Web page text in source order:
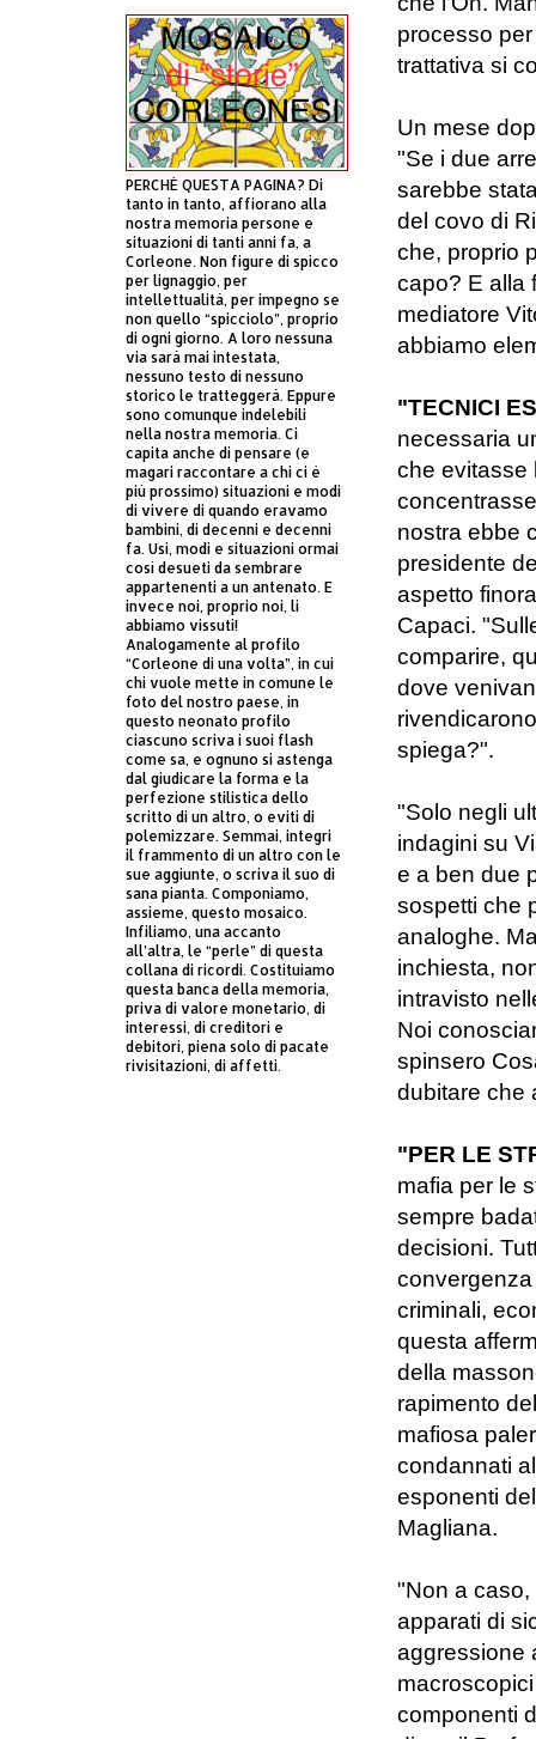
processo
trattativa si
Un mese
"Se i due
sarebbe
del covo di
che, proprio
capo? E alla
mediatore
abbiamo
"TECNICI
necessaria
che evitasse
nostra ebbe
presidente
aspetto
Capaci.
comparire,
dove
spiega?".
"Solo negli
indagini su
e a ben due
sospetti che
analoghe.
inchiesta,
intravisto
Noi
spinsero
dubitare che
"PER LE
mafia per le
sempre
decisioni.
criminali,
questa
della
rapimento
mafiosa
condannati
esponenti
Magliana.
"Non a caso,
apparati di
aggressione
componenti
PERCHÈ QUESTA PAGINA? Di
tanto in tanto, affiorano alla
nostra memoria persone e
situazioni di tanti anni fa, a
Corleone. Non figure di spicco
per lignaggio, per
intellettualità, per impegno se
non quello “spicciolo”, proprio
di ogni giorno. A loro nessuna
via sarà mai intestata,
nessuno testo di nessuno
storico le tratteggerà. Eppure
sono comunque indelebili
nella nostra memoria. Ci
capita anche di pensare (e
magari raccontare a chi ci è
più prossimo) situazioni e modi
di vivere di quando eravamo
bambini, di decenni e decenni
fa. Usi, modi e situazioni ormai
così desueti da sembrare
appartenenti a un antenato. E
invece noi, proprio noi, li
abbiamo vissuti!
Analogamente al profilo
“Corleone di una volta”, in cui
chi vuole mette in comune le
foto del nostro paese, in
questo neonato profilo
ciascuno scriva i suoi flash
come sa, e ognuno si astenga
dal giudicare la forma e la
perfezione stilistica dello
scritto di un altro, o eviti di
polemizzare. Semmai, integri
il frammento di un altro con le
sue aggiunte, o scriva il suo di
sana pianta. Componiamo,
assieme, questo mosaico.
Infiliamo, una accanto
all’altra, le “perle” di questa
collana di ricordi. Costituiamo
questa banca della memoria,
priva di valore monetario, di
interessi, di creditori e
debitori, piena solo di pacate
rivisitazioni, di affetti.